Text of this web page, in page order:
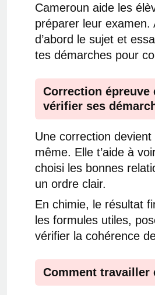
Cameroun aide les
préparer leur
d’abord le sujet et
tes démarches pour
Correction épreuve
vérifier ses
Une correction
même. Elle t’aide à
choisi les bonnes
un ordre clair.
En chimie, le résultat
les formules utiles,
vérifier la cohérence
Comment travailler